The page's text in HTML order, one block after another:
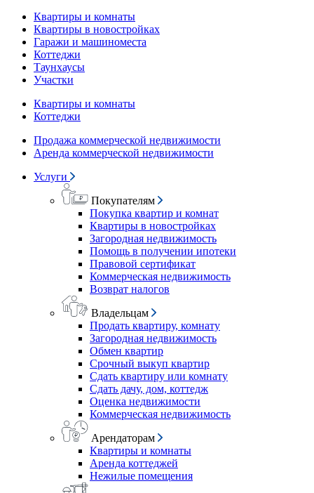
Квартиры и комнаты
Квартиры в новостройках
Гаражи и машиноместа
Коттеджи
Таунхаусы
Участки
Квартиры и комнаты
Коттеджи
Продажа коммерческой недвижимости
Аренда коммерческой недвижимости
Услуги
Покупателям
Покупка квартир и комнат
Квартиры в новостройках
Загородная недвижимость
Помощь в получении ипотеки
Правовой сертификат
Коммерческая недвижимость
Возврат налогов
Владельцам
Продать квартиру, комнату
Загородная недвижимость
Обмен квартир
Срочный выкуп квартир
Сдать квартиру или комнату
Сдать дачу, дом, коттедж
Оценка недвижимости
Коммерческая недвижимость
Арендаторам
Квартиры и комнаты
Аренда коттеджей
Нежилые помещения